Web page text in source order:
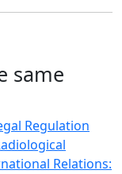
same
Regulation
Relations: